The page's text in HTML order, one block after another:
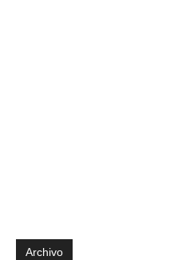
Archivo